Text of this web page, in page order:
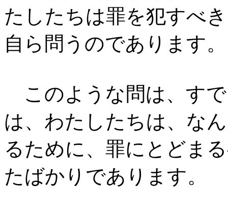
たしたちは罪を犯すべ
自ら問うのであります。
このような問は、す
は、わたしたちは、な
るために、罪にとどま
たばかりであります。